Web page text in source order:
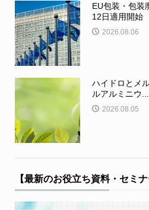
EU包装・包装
12日適用開始
2026.08.06
ハイドロとメ
ルアルミニウ...
2026.08.05
【最新のお役立ち資料・セミナ